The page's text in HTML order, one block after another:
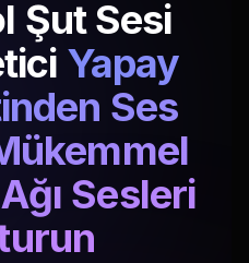
Şut Sesi
Yapay
Ses
Sesleri